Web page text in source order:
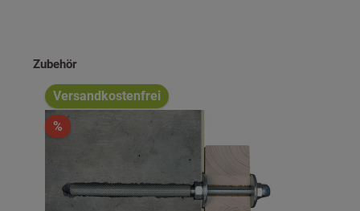
Produktgalerie überspringen
Zubehör
Versandkostenfrei
%